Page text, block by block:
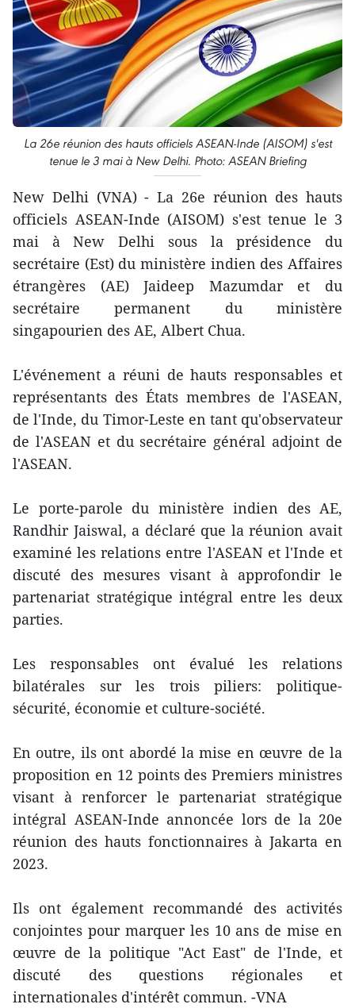
La 26e réunion des hauts officiels ASEAN-Inde (AISOM) s'est
tenue le 3 mai à New Delhi. Photo: ASEAN Briefing
New Delhi (VNA) - La 26e réunion des hauts
officiels ASEAN-Inde (AISOM) s'est tenue le 3
mai à New Delhi sous la présidence du
secrétaire (Est) du ministère indien des Affaires
étrangères (AE) Jaideep Mazumdar et du
secrétaire permanent du ministère
singapourien des AE, Albert Chua.
L'événement a réuni de hauts responsables et
représentants des États membres de l'ASEAN,
de l'Inde, du Timor-Leste en tant qu'observateur
de l'ASEAN et du secrétaire général adjoint de
l'ASEAN.
Le porte-parole du ministère indien des AE,
Randhir Jaiswal, a déclaré que la réunion avait
examiné les relations entre l'ASEAN et l'Inde et
discuté des mesures visant à approfondir le
partenariat stratégique intégral entre les deux
parties.
Les responsables ont évalué les relations
bilatérales sur les trois piliers: politique-
sécurité, économie et culture-société.
En outre, ils ont abordé la mise en œuvre de la
proposition en 12 points des Premiers ministres
visant à renforcer le partenariat stratégique
intégral ASEAN-Inde annoncée lors de la 20e
réunion des hauts fonctionnaires à Jakarta en
2023.
Ils ont également recommandé des activités
conjointes pour marquer les 10 ans de mise en
œuvre de la politique "Act East" de l'Inde, et
discuté des questions régionales et
internationales d'intérêt commun. -VNA